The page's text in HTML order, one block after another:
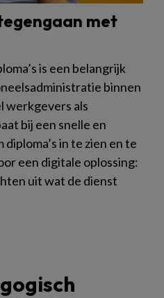
met
is een belangrijk
binnen
werkgevers als
bij een snelle en
in te zien en te
een digitale oplossing:
uit wat de dienst